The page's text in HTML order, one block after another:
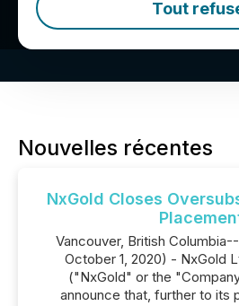
Tout
Nouvelles récentes
NxGold Closes
Vancouver, British
October 1, 2020) - NxGold
("NxGold" or the
announce that, further to its